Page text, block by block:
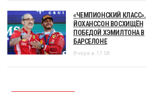
«ЧЕМПИОНСКИЙ КЛАСС».
ЙОХАНССОН ВОСХИЩЁН
ПОБЕДОЙ ХЭМИЛТОНА В
БАРСЕЛОНЕ
Вчера в 17:58